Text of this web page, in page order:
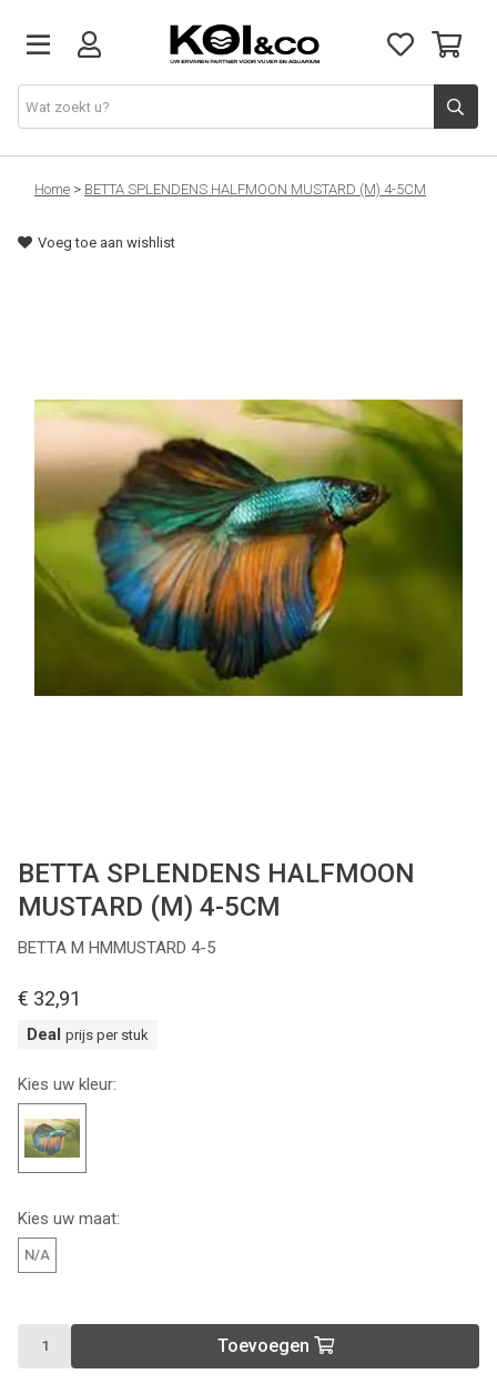
Vijver
Vijvervissen
Kennis & advies
Over ons
Cadeaubon
Contact
Home > BETTA SPLENDENS HALFMOON MUSTARD (M) 4-5CM
Voeg toe aan wishlist
BETTA SPLENDENS HALFMOON
MUSTARD (M) 4-5CM
BETTA M HMMUSTARD 4-5
€ 32,91
Deal prijs per stuk
Kies uw kleur:
Kies uw maat:
N/A
Toevoegen